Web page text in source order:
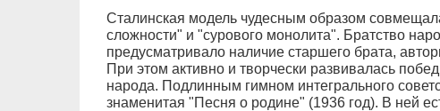
Сталинская модель чудесным образом
сложности" и "сурового монолита". Братство
предусматривало наличие старшего брата,
При этом активно и творчески развивалась
народа. Подлинным гимном интегрального
знаменитая "Песня о родине" (1936 год). В ней